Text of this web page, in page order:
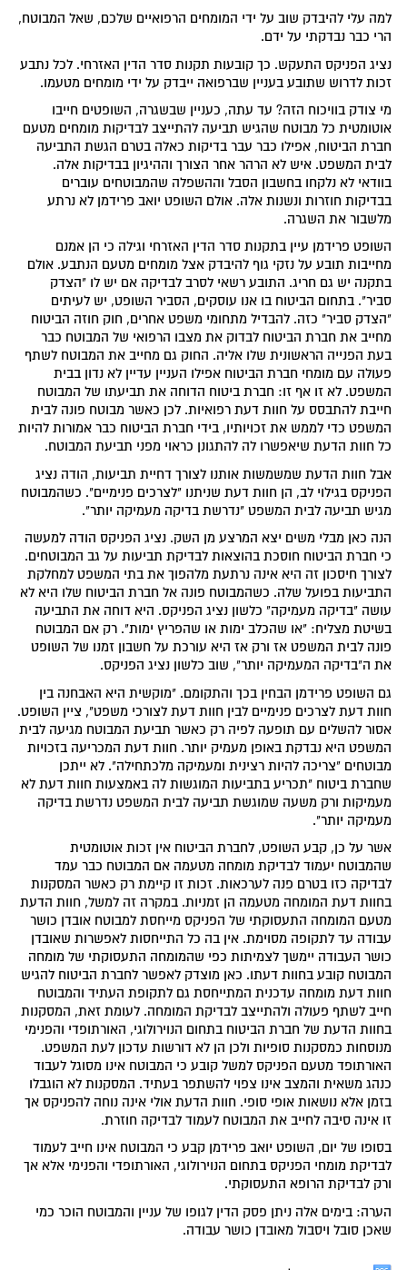
למה עלי להיבדק שוב על ידי המומחים הרפואיים שלכם, שאל המבוטח,
הרי כבר נבדקתי על ידם.
נציג הפניקס התעקש. כך קובעות תקנות סדר הדין האזרחי. לכל נתבע
זכות לדרוש שתובע בעניין שברפואה ייבדק על ידי מומחים מטעמו.
מי צודק בוויכוח הזה? עד עתה, כעניין שבשגרה, השופטים חייבו
אוטומטית כל מבוטח שהגיש תביעה להתייצב לבדיקות מומחים מטעם
חברת הביטוח, אפילו כבר עבר בדיקות כאלה בטרם הגשת התביעה
לבית המשפט. איש לא הרהר אחר הצורך וההיגיון בבדיקות אלה.
בוודאי לא נלקחו בחשבון הסבל וההשפלה שהמבוטחים עוברים
בבדיקות חוזרות ונשנות אלה. אולם השופט יואב פרידמן לא נרתע
מלשבור את השגרה.
השופט פרידמן עיין בתקנות סדר הדין האזרחי וגילה כי הן אמנם
מחייבות תובע על נזקי גוף להיבדק אצל מומחים מטעם הנתבע. אולם
בתקנה יש גם חריג. התובע רשאי לסרב לבדיקה אם יש לו "הצדק
סביר". בתחום הביטוח בו אנו עוסקים, הסביר השופט, יש לעיתים
"הצדק סביר" כזה. להבדיל מתחומי משפט אחרים, חוק חוזה הביטוח
מחייב את חברת הביטוח לבדוק את מצבו הרפואי של המבוטח כבר
בעת הפנייה הראשונית שלו אליה. החוק גם מחייב את המבוטח לשתף
פעולה עם מומחי חברת הביטוח אפילו העניין עדיין לא נדון בבית
המשפט. לא זו אף זו: חברת ביטוח הדוחה את תביעתו של המבוטח
חייבת להתבסס על חוות דעת רפואיות. לכן כאשר מבוטח פונה לבית
המשפט כדי לממש את זכויותיו, בידי חברת הביטוח כבר אמורות להיות
כל חוות הדעת שיאפשרו לה להתגונן כראוי מפני תביעת המבוטח.
אבל חוות הדעת שמשמשות אותנו לצורך דחיית תביעות, הודה נציג
הפניקס בגילוי לב, הן חוות דעת שניתנו "לצרכים פנימיים". כשהמבוטח
מגיש תביעה לבית המשפט "נדרשת בדיקה מעמיקה יותר".
הנה כאן מבלי משים יצא המרצע מן השק. נציג הפניקס הודה למעשה
כי חברת הביטוח חוסכת בהוצאות לבדיקת תביעות על גב המבוטחים.
לצורך חיסכון זה היא אינה נרתעת מלהפוך את בתי המשפט למחלקת
התביעות בפועל שלה. כשהמבוטח פונה אל חברת הביטוח שלו היא לא
עושה "בדיקה מעמיקה" כלשון נציג הפניקס. היא דוחה את התביעה
בשיטת מצליח: "או שהכלב ימות או שהפריץ ימות". רק אם המבוטח
פונה לבית המשפט אז ורק אז היא עורכת על חשבון זמנו של השופט
את ה"בדיקה המעמיקה יותר", שוב כלשון נציג הפניקס.
גם השופט פרידמן הבחין בכך והתקומם. "מוקשית היא האבחנה בין
חוות דעת לצרכים פנימיים לבין חוות דעת לצורכי משפט", ציין השופט.
אסור להשלים עם תופעה לפיה רק כאשר תביעת המבוטח מגיעה לבית
המשפט היא נבדקת באופן מעמיק יותר. חוות דעת המכריעה בזכויות
מבוטחים "צריכה להיות רצינית ומעמיקה מלכתחילה". לא ייתכן
שחברת ביטוח "תכריע בתביעות המוגשות לה באמצעות חוות דעת לא
מעמיקות ורק משעה שמוגשת תביעה לבית המשפט נדרשת בדיקה
מעמיקה יותר".
אשר על כן, קבע השופט, לחברת הביטוח אין זכות אוטומטית
שהמבוטח יעמוד לבדיקת מומחה מטעמה אם המבוטח כבר עמד
לבדיקה כזו בטרם פנה לערכאות. זכות זו קיימת רק כאשר המסקנות
בחוות דעת המומחה מטעמה הן זמניות. במקרה זה למשל, חוות הדעת
מטעם המומחה התעסוקתי של הפניקס מייחסת למבוטח אובדן כושר
עבודה עד לתקופה מסוימת. אין בה כל התייחסות לאפשרות שאובדן
כושר העבודה יימשך לצמיתות כפי שהמומחה התעסוקתי של מומחה
המבוטח קובע בחוות דעתו. כאן מוצדק לאפשר לחברת הביטוח להגיש
חוות דעת מומחה עדכנית המתייחסת גם לתקופת העתיד והמבוטח
חייב לשתף פעולה ולהתייצב לבדיקת המומחה. לעומת זאת, המסקנות
בחוות הדעת של חברת הביטוח בתחום הנוירולוגי, האורתופדי והפנימי
מנוסחות כמסקנות סופיות ולכן הן לא דורשות עדכון לעת המשפט.
האורתופד מטעם הפניקס למשל קובע כי המבוטח אינו מסוגל לעבוד
כנהג משאית והמצב אינו צפוי להשתפר בעתיד. המסקנות לא הוגבלו
בזמן אלא נושאות אופי סופי. חוות הדעת אולי אינה נוחה להפניקס אך
זו אינה סיבה לחייב את המבוטח לעמוד לבדיקה חוזרת.
בסופו של יום, השופט יואב פרידמן קבע כי המבוטח אינו חייב לעמוד
לבדיקת מומחי הפניקס בתחום הנוירולוגי, האורתופדי והפנימי אלא אך
ורק לבדיקת הרופא התעסוקתי.
הערה: בימים אלה ניתן פסק הדין לגופו של עניין והמבוטח הוכר כמי
שאכן סובל ויסבול מאובדן כושר עבודה.